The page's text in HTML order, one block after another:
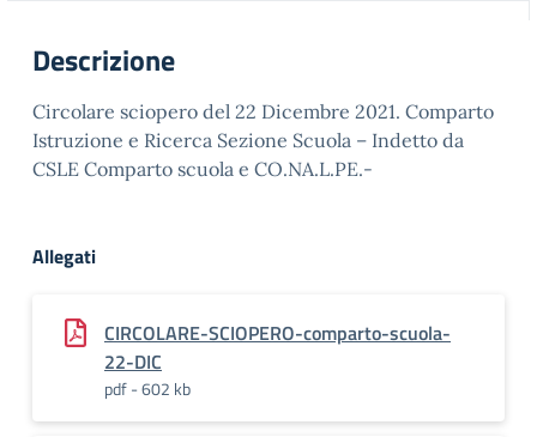
Descrizione
Circolare sciopero del 22 Dicembre 2021. Comparto
Istruzione e Ricerca Sezione Scuola – Indetto da
CSLE Comparto scuola e CO.NA.L.PE.-
Allegati
CIRCOLARE-SCIOPERO-comparto-scuola-
22-DIC
pdf - 602 kb